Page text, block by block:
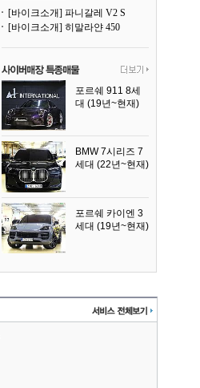
[바이크소개] 파니갈레 V2 S
[바이크소개] 히말라얀 450
포르쉐 911 8세
대 (19년~현재)
BMW 7시리즈 7
세대 (22년~현재)
포르쉐 카이엔 3
세대 (19년~현재)